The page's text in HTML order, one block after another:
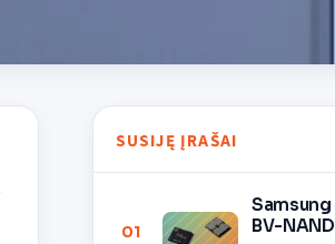
SUSIJĘ ĮRAŠAI
01
BV-